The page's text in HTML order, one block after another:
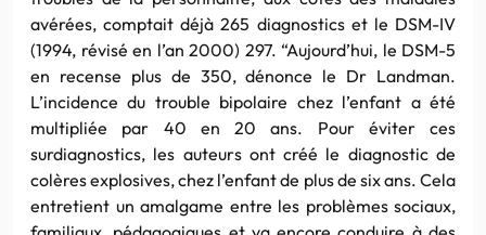
avérées, comptait déjà 265 diagnostics et le DSM-IV
(1994, révisé en l’an 2000) 297. “Aujourd’hui, le DSM-5
en recense plus de 350, dénonce le Dr Landman.
L’incidence du trouble bipolaire chez l’enfant a été
multipliée par 40 en 20 ans. Pour éviter ces
surdiagnostics, les auteurs ont créé le diagnostic de
colères explosives, chez l’enfant de plus de six ans. Cela
entretient un amalgame entre les problèmes sociaux,